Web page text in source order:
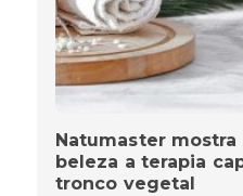
Natumaster
beleza a terapia
tronco vegetal